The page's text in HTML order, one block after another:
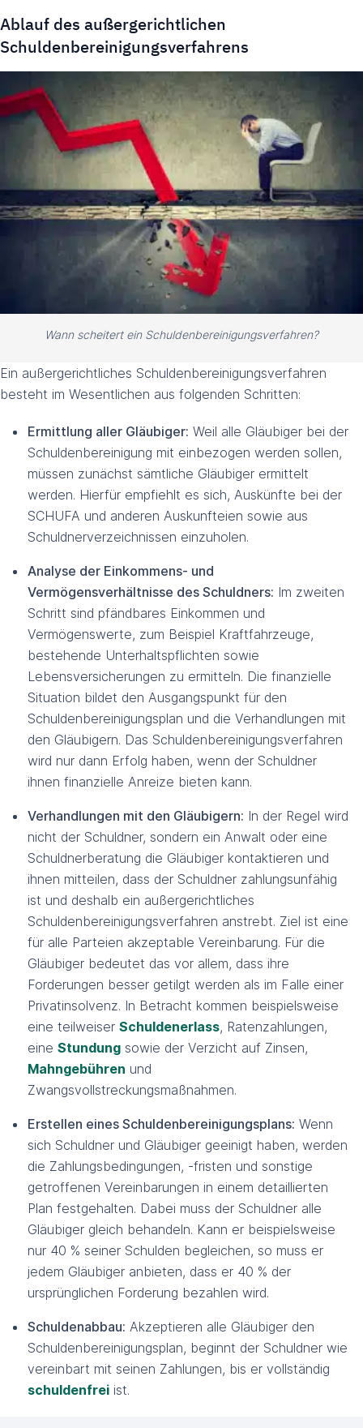
Ablauf des außergerichtlichen
Schuldenbereinigungsverfahrens
Wann scheitert ein Schuldenbereinigungsverfahren?
Ein außergerichtliches Schuldenbereinigungsverfahren
besteht im Wesentlichen aus folgenden Schritten:
Ermittlung aller Gläubiger: Weil alle Gläubiger bei der
Schuldenbereinigung mit einbezogen werden sollen,
müssen zunächst sämtliche Gläubiger ermittelt
werden. Hierfür empfiehlt es sich, Auskünfte bei der
SCHUFA und anderen Auskunfteien sowie aus
Schuldnerverzeichnissen einzuholen.
Analyse der Einkommens- und
Vermögensverhältnisse des Schuldners: Im zweiten
Schritt sind pfändbares Einkommen und
Vermögenswerte, zum Beispiel Kraftfahrzeuge,
bestehende Unterhaltspflichten sowie
Lebensversicherungen zu ermitteln. Die finanzielle
Situation bildet den Ausgangspunkt für den
Schuldenbereinigungsplan und die Verhandlungen mit
den Gläubigern. Das Schuldenbereinigungsverfahren
wird nur dann Erfolg haben, wenn der Schuldner
ihnen finanzielle Anreize bieten kann.
Verhandlungen mit den Gläubigern: In der Regel wird
nicht der Schuldner, sondern ein Anwalt oder eine
Schuldnerberatung die Gläubiger kontaktieren und
ihnen mitteilen, dass der Schuldner zahlungsunfähig
ist und deshalb ein außergerichtliches
Schuldenbereinigungsverfahren anstrebt. Ziel ist eine
für alle Parteien akzeptable Vereinbarung. Für die
Gläubiger bedeutet das vor allem, dass ihre
Forderungen besser getilgt werden als im Falle einer
Privatinsolvenz. In Betracht kommen beispielsweise
eine teilweiser Schuldenerlass, Ratenzahlungen,
eine Stundung sowie der Verzicht auf Zinsen,
Mahngebühren und
Zwangsvollstreckungsmaßnahmen.
Erstellen eines Schuldenbereinigungsplans: Wenn
sich Schuldner und Gläubiger geeinigt haben, werden
die Zahlungsbedingungen, -fristen und sonstige
getroffenen Vereinbarungen in einem detaillierten
Plan festgehalten. Dabei muss der Schuldner alle
Gläubiger gleich behandeln. Kann er beispielsweise
nur 40 % seiner Schulden begleichen, so muss er
jedem Gläubiger anbieten, dass er 40 % der
ursprünglichen Forderung bezahlen wird.
Schuldenabbau: Akzeptieren alle Gläubiger den
Schuldenbereinigungsplan, beginnt der Schuldner wie
vereinbart mit seinen Zahlungen, bis er vollständig
schuldenfrei ist.